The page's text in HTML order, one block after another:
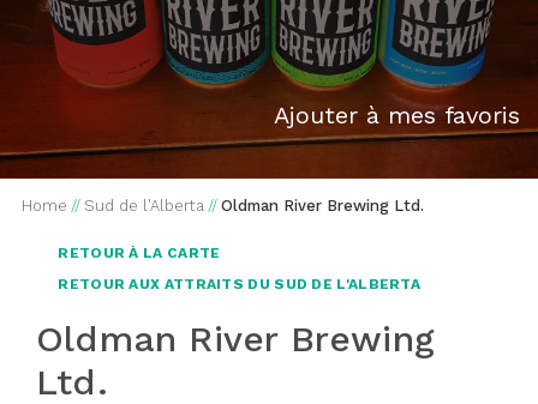
Ajouter à mes favoris
Home // Sud de l'Alberta // Oldman River Brewing Ltd.
RETOUR À LA CARTE
RETOUR AUX ATTRAITS DU SUD DE L'ALBERTA
Oldman River Brewing
Ltd.